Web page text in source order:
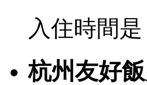
入住時間
杭州友好